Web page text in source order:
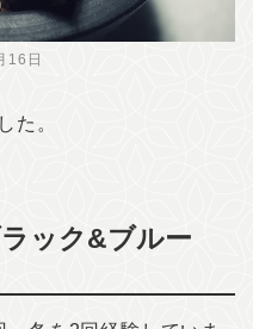
16日
た。
ック&ブルー